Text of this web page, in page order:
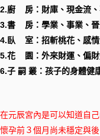
2.廚 房：財庫、現金流、
3.書 房：學業、事業、晉
4.臥 室：招斬桃花、感情
5.花 園：外來財運、偏財
6.子 嗣 叢：孩子的身體健
在元辰宮內是可以知道自
懷孕前３個月尚未穩定與